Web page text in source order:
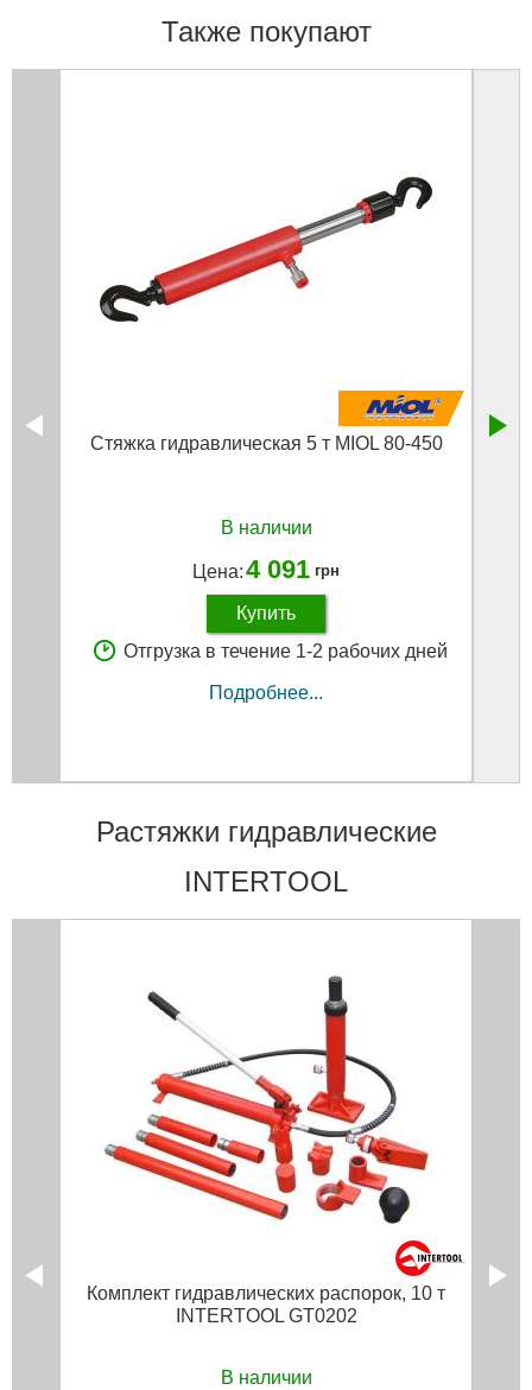
Также покупают
Стяжка гидравлическая 5 т MIOL 80-450
В наличии
Цена:4 091 грн
Купить
Отгрузка в течение 1-2 рабочих дней
Подробнее...
Растяжки гидравлические
INTERTOOL
Комплект гидравлических распорок, 10 т
INTERTOOL GT0202
В наличии